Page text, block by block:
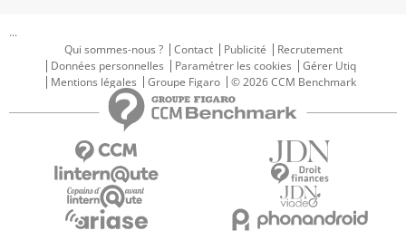
...
Qui sommes-nous ?
Contact Publicité
Recrutement
Données personnelles
Paramétrer les cookies
Gérer Utiq
Mentions légales
Groupe Figaro © 2026 CCM Benchmark